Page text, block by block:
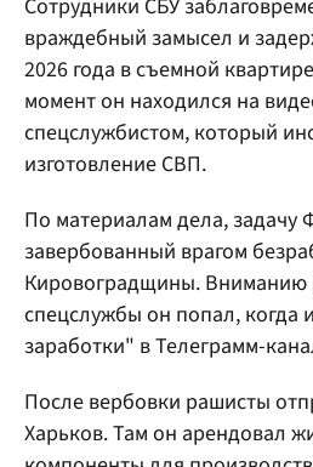
Сотрудники СБУ
враждебный замысел и
2026 года в съемной
момент он находился на
спецслужбистом, который
изготовление СВП.
По материалам дела, задачу
завербованный врагом
Кировоградщины. Вниманию
спецслужбы он попал, когда
заработки" в Телеграмм-
После вербовки рашисты
Харьков. Там он арендовал